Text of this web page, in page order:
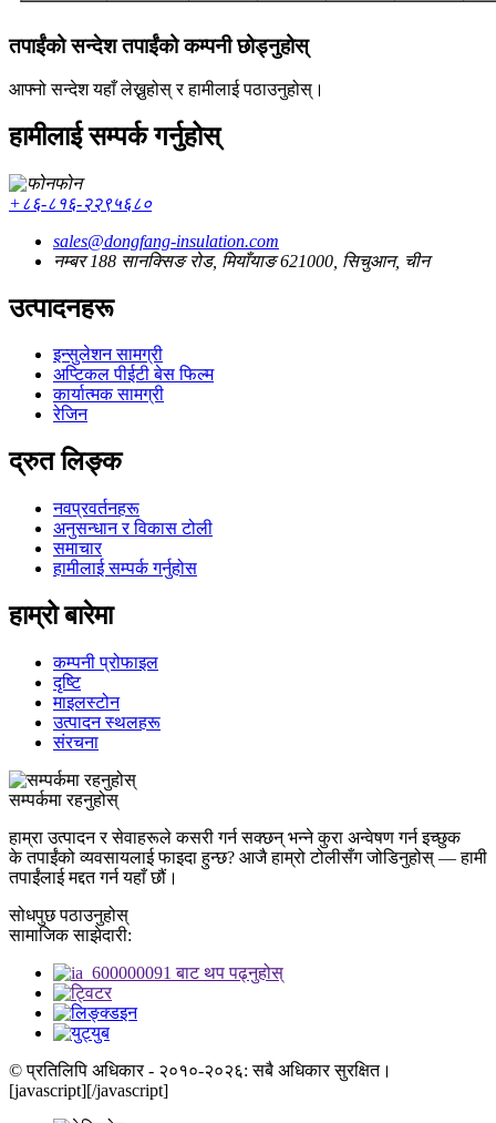
तपाईंको सन्देश तपाईंको कम्पनी छोड्नुहोस्
आफ्नो सन्देश यहाँ लेख्नुहोस् र हामीलाई पठाउनुहोस्।
हामीलाई सम्पर्क गर्नुहोस्
फोन
+८६-८१६-२२९५६८०
sales@dongfang-insulation.com
नम्बर 188 सानक्सिङ रोड, मियाँयाङ 621000, सिचुआन, चीन
उत्पादनहरू
इन्सुलेशन सामग्री
अप्टिकल पीईटी बेस फिल्म
कार्यात्मक सामग्री
रेजिन
द्रुत लिङ्क
नवप्रवर्तनहरू
अनुसन्धान र विकास टोली
समाचार
हामीलाई सम्पर्क गर्नुहोस
हाम्रो बारेमा
कम्पनी प्रोफाइल
दृष्टि
माइलस्टोन
उत्पादन स्थलहरू
संरचना
सम्पर्कमा रहनुहोस्
हाम्रा उत्पादन र सेवाहरूले कसरी गर्न सक्छन् भन्ने कुरा अन्वेषण गर्न इच्छुक
के तपाईंको व्यवसायलाई फाइदा हुन्छ? आजै हाम्रो टोलीसँग जोडिनुहोस् — हामी
तपाईंलाई मद्दत गर्न यहाँ छौं।
सोधपुछ पठाउनुहोस्
सामाजिक साझेदारी:
© प्रतिलिपि अधिकार - २०१०-२०२६: सबै अधिकार सुरक्षित।
[javascript][/javascript]